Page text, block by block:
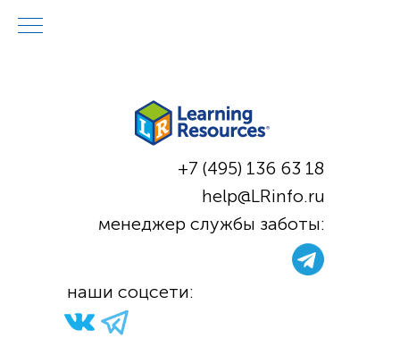
+7 (495) 136 63 18
help@LRinfo.ru
менеджер службы заботы:
наши соцсети: